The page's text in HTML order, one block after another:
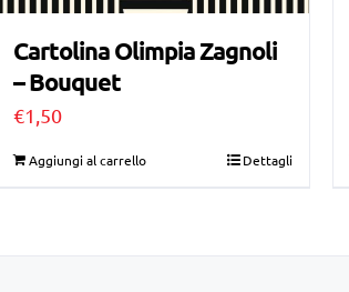
Cartolina Olimpia Zagnoli
– Bouquet
€1,50
Aggiungi al carrello Dettagli